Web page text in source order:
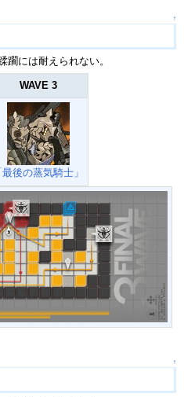
↑
躙には耐えられない。
WAVE 3
最後の蒸気騎士」
↑